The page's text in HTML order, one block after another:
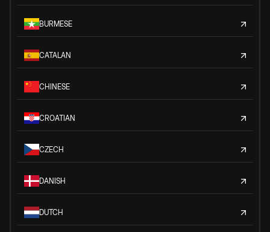
BURMESE
CATALAN
CHINESE
CROATIAN
CZECH
DANISH
DUTCH